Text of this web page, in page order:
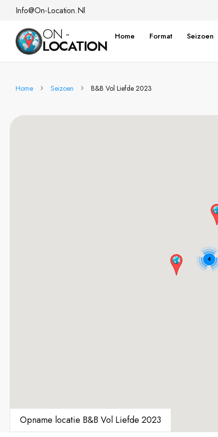
Info@on-Location.nl
ON -
LOCATION
Home Format Seizoen
Home Seizoen B&B Vol Liefde 2023
4
Opname locatie B&B Vol Liefde 2023